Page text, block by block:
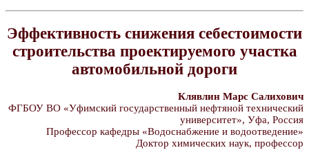
Эффективность снижения себестоимости
строительства проектируемого участка
автомобильной дороги
Клявлин Марс Салихович
ФГБОУ ВО «Уфимский государственный нефтяной технический
университет», Уфа, Россия
Профессор кафедры «Водоснабжение и водоотведение»
Доктор химических наук, профессор